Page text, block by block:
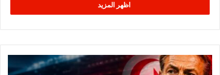
اظهر المزيد
ر
و